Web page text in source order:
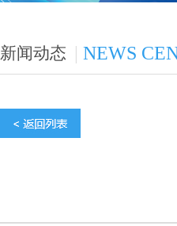
新闻动态 | NEWS